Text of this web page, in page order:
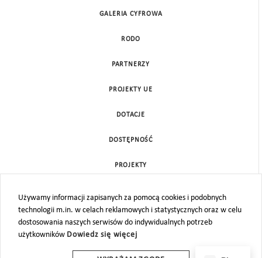
Używamy informacji zapisanych za pomocą cookies i podobnych
technologii m.in. w celach reklamowych i statystycznych oraz w celu
dostosowania naszych serwisów do indywidualnych potrzeb
użytkowników Dowiedz się więcej
GALERIA CYFROWA
RODO
PARTNERZY
PROJEKTY UE
DOTACJE
DOSTĘPNOŚĆ
PROJEKTY
MAPA STRONY